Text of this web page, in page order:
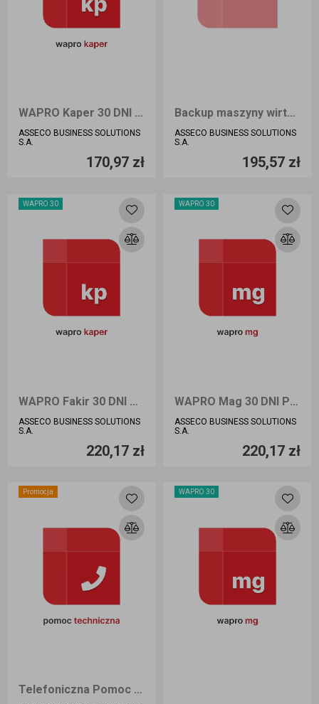
WAPRO Kaper 30 DNI PRESTIŻ
ASSECO BUSINESS SOLUTIONS
S.A.
170,97 zł
Ilość sztuk
Backup maszyny wirtualnej PRESTIŻ Online
ASSECO BUSINESS SOLUTIONS
S.A.
195,57 zł
Ilość sztuk
WAPRO 30
WAPRO Fakir 30 DNI BIURO
ASSECO BUSINESS SOLUTIONS
S.A.
220,17 zł
Ilość sztuk
WAPRO 30
WAPRO Mag 30 DNI PRESTIŻ
ASSECO BUSINESS SOLUTIONS
S.A.
220,17 zł
Ilość sztuk
Promocja
Telefoniczna Pomoc Techniczna (TPT) 30 dni
WAPRO 30